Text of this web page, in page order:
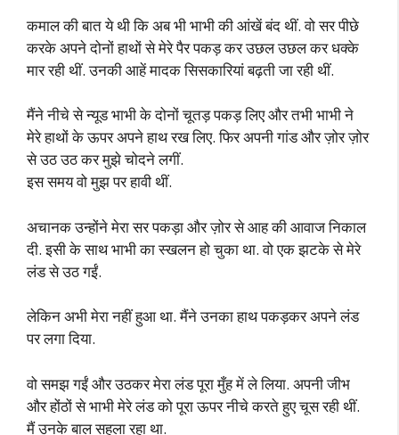
कमाल की बात ये थी कि अब भी भाभी की आंखें बंद थीं. वो सर पीछे
करके अपने दोनों हाथों से मेरे पैर पकड़ कर उछल उछल कर धक्के
मार रही थीं. उनकी आहें मादक सिसकारियां बढ़ती जा रही थीं.
मैंने नीचे से न्यूड भाभी के दोनों चूतड़ पकड़ लिए और तभी भाभी ने
मेरे हाथों के ऊपर अपने हाथ रख लिए. फिर अपनी गांड और ज़ोर ज़ोर
से उठ उठ कर मुझे चोदने लगीं.
इस समय वो मुझ पर हावी थीं.
अचानक उन्होंने मेरा सर पकड़ा और ज़ोर से आह की आवाज निकाल
दी. इसी के साथ भाभी का स्खलन हो चुका था. वो एक झटके से मेरे
लंड से उठ गईं.
लेकिन अभी मेरा नहीं हुआ था. मैंने उनका हाथ पकड़कर अपने लंड
पर लगा दिया.
वो समझ गईं और उठकर मेरा लंड पूरा मुँह में ले लिया. अपनी जीभ
और होंठों से भाभी मेरे लंड को पूरा ऊपर नीचे करते हुए चूस रही थीं.
मैं उनके बाल सहला रहा था.